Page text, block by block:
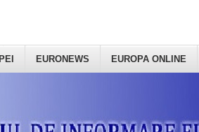
EURONEWS EUROPA ONLINE